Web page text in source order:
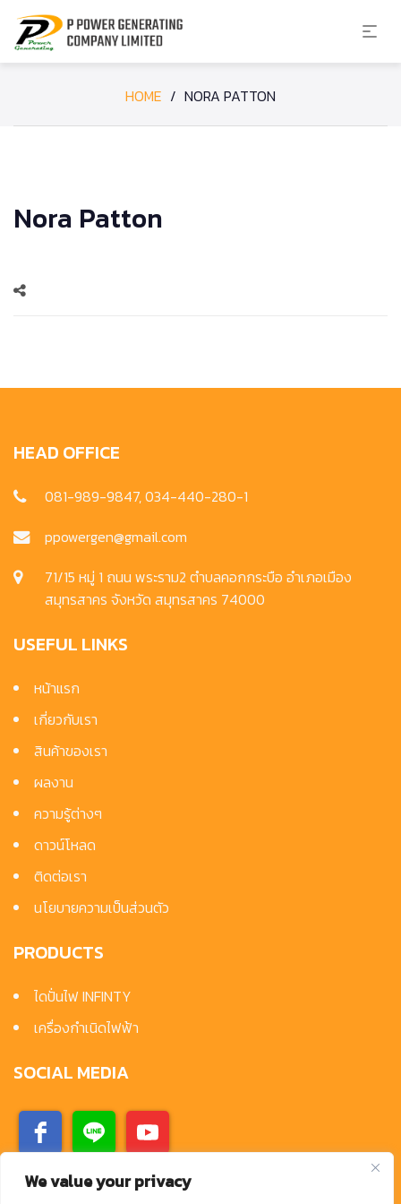
We value your privacy
HOME / NORA PATTON
Nora Patton
HEAD OFFICE
081-989-9847, 034-440-280-1
ppowergen@gmail.com
71/15 หมู่ 1 ถนน พระราม2 ตำบลคอกกระบือ อำเภอเมือง
สมุทรสาคร จังหวัด สมุทรสาคร 74000
USEFUL LINKS
หน้าแรก
เกี่ยวกับเรา
สินค้าของเรา
ผลงาน
ความรู้ต่างๆ
ดาวน์โหลด
ติดต่อเรา
นโยบายความเป็นส่วนตัว
PRODUCTS
ไดปั่นไฟ INFINTY
เครื่องกำเนิดไฟฟ้า
SOCIAL MEDIA